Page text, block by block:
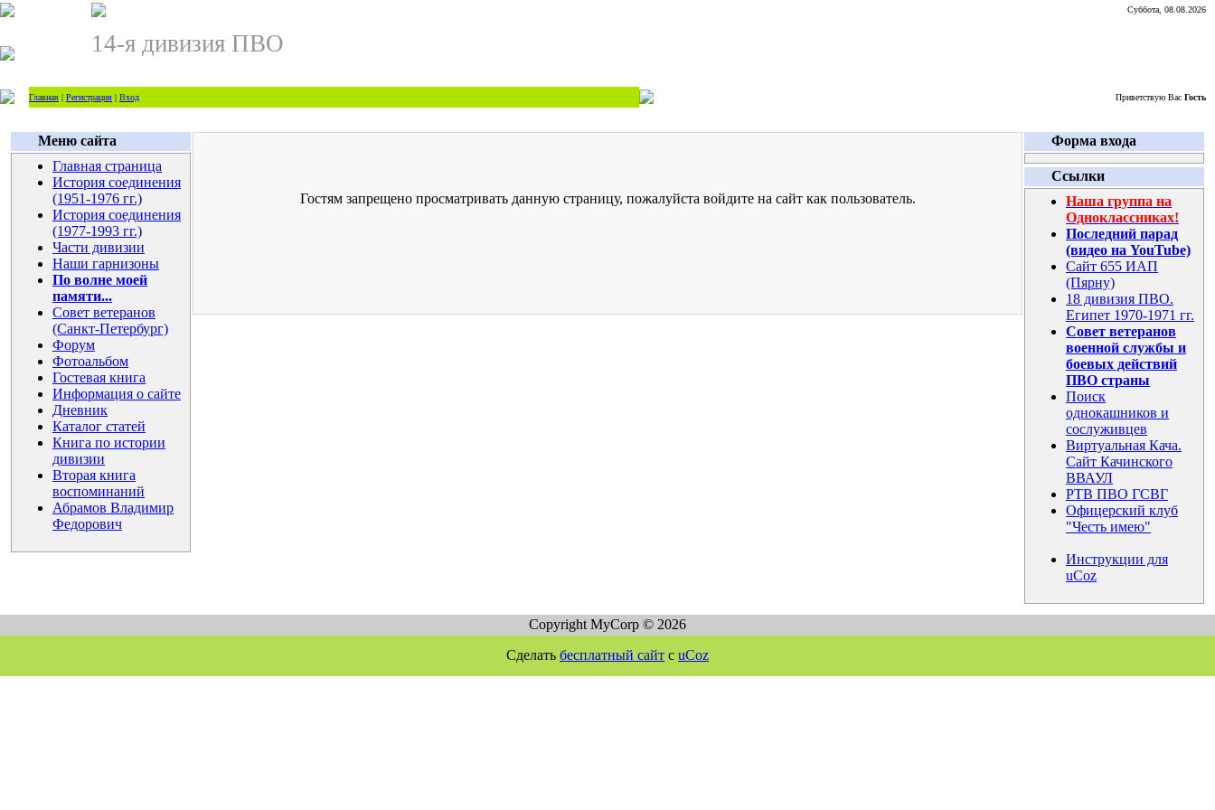
Суббота, 08.08.2026
14-я дивизия ПВО
Главная | Регистрация | Вход Приветствую Вас Гость
Меню сайта
Главная страница
История соединения
(1951-1976 гг.)
История соединения
(1977-1993 гг.)
Части дивизии
Наши гарнизоны
По волне моей
памяти...
Совет ветеранов
(Санкт-Петербург)
Форум
Фотоальбом
Гостевая книга
Информация о сайте
Дневник
Каталог статей
Книга по истории
дивизии
Вторая книга
воспоминаний
Абрамов Владимир
Федорович
Гостям запрещено просматривать данную страницу, пожалуйста войдите на сайт как пользователь.
Форма входа
Ссылки
Наша группа на
Одноклассниках!
Последний парад
(видео на YouTube)
Сайт 655 ИАП
(Пярну)
18 дивизия ПВО.
Египет 1970-1971 гг.
Совет ветеранов
военной службы и
боевых действий
ПВО страны
Поиск
однокашников и
сослуживцев
Виртуальная Кача.
Сайт Качинского
ВВАУЛ
РТВ ПВО ГСВГ
Офицерский клуб
"Честь имею"
Инструкции для
uCoz
Copyright MyCorp © 2026
Сделать бесплатный сайт с uCoz